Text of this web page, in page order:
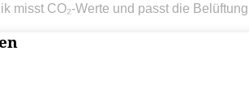
misst CO₂-Werte und passt die